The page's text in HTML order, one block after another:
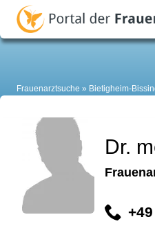
Frauenarztsuche Bietigheim-
Dr.